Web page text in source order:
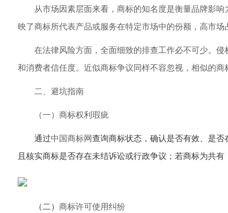
从市场因素层面来看，商标的知名度是衡量品牌影
映了商标所代表产品或服务在特定市场中的份额，高市场
在法律风险方面，全面细致的排查工作必不可少。
和消费者信任度。近似商标争议同样不容忽视，相似的商
二、避坑指南
（一）商标权利瑕疵
通过中国商标网 查询商标状态，确认是否有效、是
且核实商标是否存在未结诉讼或行政争议； 若商标为共有
（二） 商标许可使用纠纷